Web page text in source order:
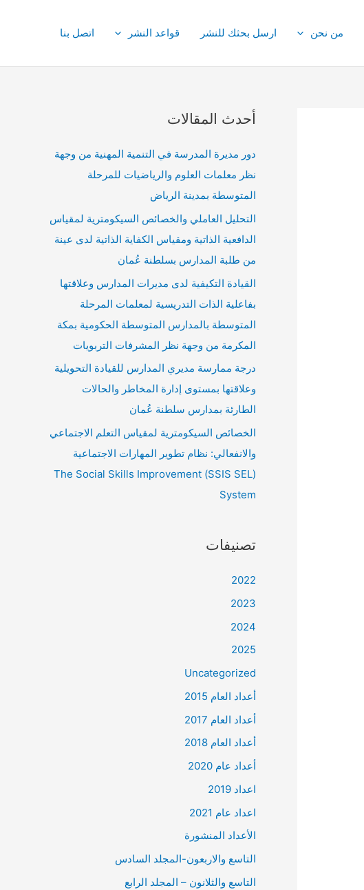
من نحن ارسل بحثك للنشر قواعد النشر اتصل بنا
أحدث المقالات
دور مديرة المدرسة في التنمية المهنية من وجهة
نظر معلمات العلوم والرياضيات للمرحلة
المتوسطة بمدينة الرياض
التحليل العاملي والخصائص السيكومترية لمقياس
الدافعية الذاتية ومقياس الكفاية الذاتية لدى عينة
من طلبة المدارس بسلطنة عُمان
القيادة التكيفية لدى مديرات المدارس وعلاقتها
بفاعلية الذات التدريسية لمعلمات المرحلة
المتوسطة بالمدارس المتوسطة الحكومية بمكة
المكرمة من وجهة نظر المشرفات التربويات
درجة ممارسة مديري المدارس للقيادة التحويلية
وعلاقتها بمستوى إدارة المخاطر والحالات
الطارئة بمدارس سلطنة عُمان
الخصائص السيكومترية لمقياس التعلم الاجتماعي
والانفعالي: نظام تطوير المهارات الاجتماعية
(SSIS SEL) The Social Skills Improvement
System
تصنيفات
2022
2023
2024
2025
Uncategorized
أعداد العام 2015
أعداد العام 2017
أعداد العام 2018
أعداد عام 2020
اعداد 2019
اعداد عام 2021
الأعداد المنشورة
التاسع والاربعون-المجلد السادس
التاسع والثلانون – المجلد الرابع